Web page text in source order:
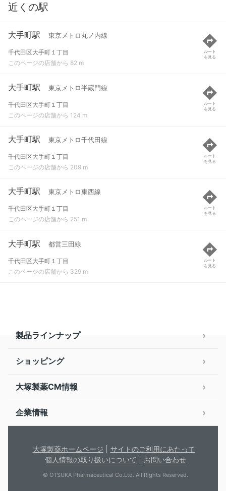
近くの駅
大手町駅 東京メトロ丸ノ内線
千代田区大手町１丁目
このページの店舗から 82 m
ルート
を見る
大手町駅 東京メトロ半蔵門線
千代田区大手町１丁目
このページの店舗から 124 m
ルート
を見る
大手町駅 東京メトロ千代田線
千代田区大手町１丁目
このページの店舗から 209 m
ルート
を見る
大手町駅 東京メトロ東西線
千代田区大手町１丁目
このページの店舗から 251 m
ルート
を見る
大手町駅 都営三田線
千代田区大手町１丁目
このページの店舗から 329 m
ルート
を見る
製品ラインナップ
ショッピング
大塚製薬CM情報
企業情報
大塚製薬ホームページ
サイトのご利用にあたって
個人情報の取り扱いについて
お問い合わせ
© OTSUKA Pharmaceutical Co.Ltd. All Rights Reserved.